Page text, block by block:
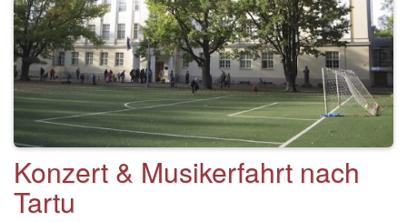
Konzert & Musikerfahrt nach
Tartu